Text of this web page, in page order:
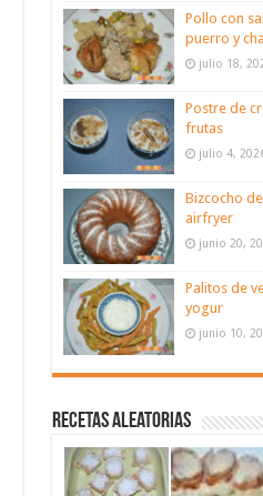
Pollo con
puerro y
julio 18,
Postre de
frutas
julio 4,
Bizcocho
airfryer
junio 20,
Palitos de
yogur
junio 10,
Recetas aleatorias